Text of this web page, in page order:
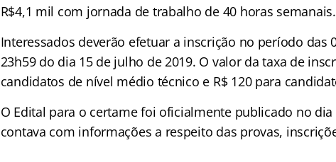
R$4,1 mil com jornada de trabalho de 40 horas semanais.
Interessados deverão efetuar a inscrição no período das
23h59 do dia 15 de julho de 2019. O valor da taxa de
candidatos de nível médio técnico e R$ 120 para
O Edital para o certame foi oficialmente publicado no
contava com informações a respeito das provas,